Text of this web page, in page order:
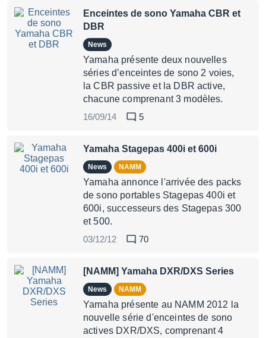
Enceintes de sono Yamaha CBR et
DBR
News
Yamaha présente deux nouvelles
séries d’enceintes de sono 2 voies,
la CBR passive et la DBR active,
chacune comprenant 3 modèles.
16/09/14
5
Yamaha Stagepas 400i et 600i
News NAMM
Yamaha annonce l'arrivée des packs
de sono portables Stagepas 400i et
600i, successeurs des Stagepas 300
et 500.
03/12/12
70
[NAMM] Yamaha DXR/DXS Series
News NAMM
Yamaha présente au NAMM 2012 la
nouvelle série d'enceintes de sono
actives DXR/DXS, comprenant 4